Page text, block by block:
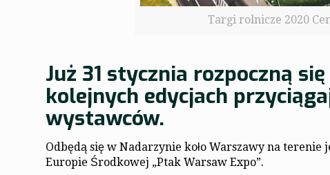
Targi rolnicze 2020
Już 31 stycznia rozpoczną
kolejnych edycjach
wystawców.
Odbędą się w Nadarzynie koło Warszawy na
Europie Środkowej „Ptak Warsaw Expo”.